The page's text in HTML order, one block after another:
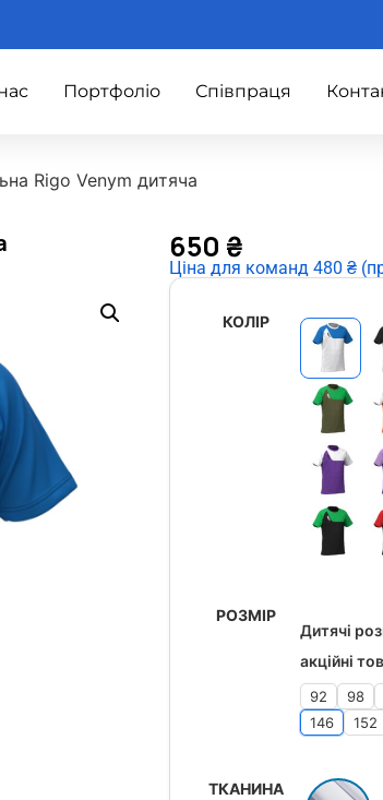
Портфоліо Співпраця
Rigo Venym дитяча
650 ₴
Ціна для команд 480 ₴
КОЛІР
РОЗМІР
Дитячі
акційні
92 98
146
152
ТКАНИНА